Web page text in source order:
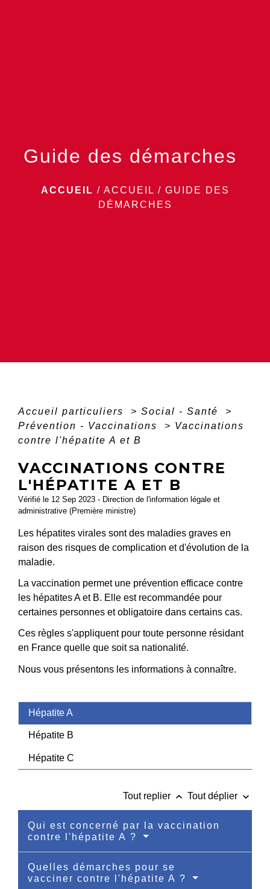
Guide des démarches
ACCUEIL / ACCUEIL / GUIDE DES
DÉMARCHES
Accueil particuliers > Social - Santé
>
Prévention - Vaccinations
> Vaccinations
contre l'hépatite A et B
VACCINATIONS CONTRE
L'HÉPATITE A ET B
Vérifié le 12 Sep 2023 - Direction de l'information légale et
administrative (Première ministre)
Les hépatites virales sont des maladies graves en
raison des risques de complication et d'évolution de la
maladie.
La vaccination permet une prévention efficace contre
les hépatites A et B. Elle est recommandée pour
certaines personnes et obligatoire dans certains cas.
Ces règles s'appliquent pour toute personne résidant
en France quelle que soit sa nationalité.
Nous vous présentons les informations à connaître.
Hépatite A
Hépatite B
Hépatite C
Tout replier keyboard_arrow_up Tout déplier keyboard_arrow_down
Qui est concerné par la vaccination
contre l'hépatite A ?
Quelles démarches pour se
vacciner contre l'hépatite A ?